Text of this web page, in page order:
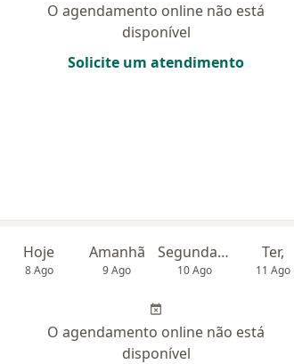
O agendamento online não está
disponível
Solicite um atendimento
Hoje
8 Ago
Amanhã
9 Ago
Segunda-feira
10 Ago
Ter,
11 Ago
O agendamento online não está
disponível